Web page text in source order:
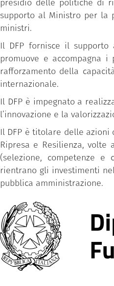
presidio delle politiche di
supporto al Ministro per la
ministri.
Il DFP fornisce il
promuove e accompagna
rafforzamento della
internazionale.
Il DFP è impegnato a
l’innovazione e la
Il DFP è titolare delle
Ripresa e Resilienza,
(selezione, competenze
rientrano gli investimenti
pubblica amministrazione.